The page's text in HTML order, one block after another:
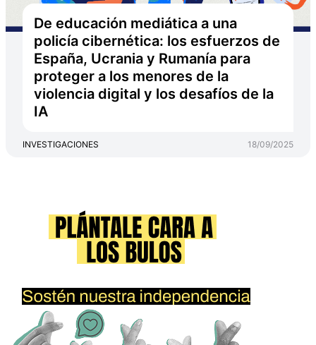
De educación mediática a una
policía cibernética: los esfuerzos de
España, Ucrania y Rumanía para
proteger a los menores de la
violencia digital y los desafíos de la
IA
INVESTIGACIONES 18/09/2025